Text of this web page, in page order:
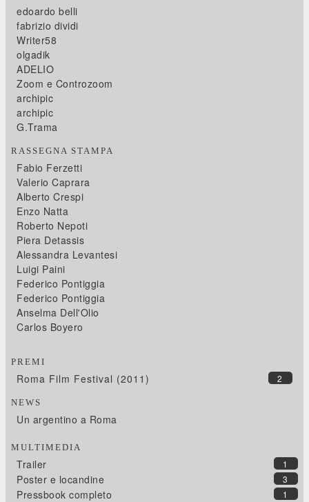
edoardo belli
fabrizio dividi
Writer58
olgadik
ADELIO
Zoom e Controzoom
archipic
archipic
G.Trama
RASSEGNA STAMPA
Fabio Ferzetti
Valerio Caprara
Alberto Crespi
Enzo Natta
Roberto Nepoti
Piera Detassis
Alessandra Levantesi
Luigi Paini
Federico Pontiggia
Federico Pontiggia
Anselma Dell'Olio
Carlos Boyero
PREMI
2
Roma Film Festival (2011)
NEWS
Un argentino a Roma
MULTIMEDIA
1
Trailer
3
Poster e locandine
1
Pressbook completo